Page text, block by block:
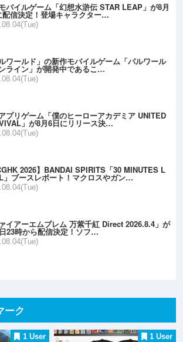
バイルゲーム「幻想水滸伝 STAR LEAP」が8月
配信決定！登場キャラクター…
ワールド」の新作モバイルゲーム「パルワール
ライン」が開発中であるこ…
プリゲーム「僕のヒーローアカデミア UNITED
」が8月6日にリリース決…
2026】BANDAI SPIRITS「30 MINUTES L
」ブースレポート！マクロスやガン…
ァイアーエムブレム 万紫千紅 Direct 2026.8.4」が
23時から配信決定！ソフ…
ーク
1 User 1 User